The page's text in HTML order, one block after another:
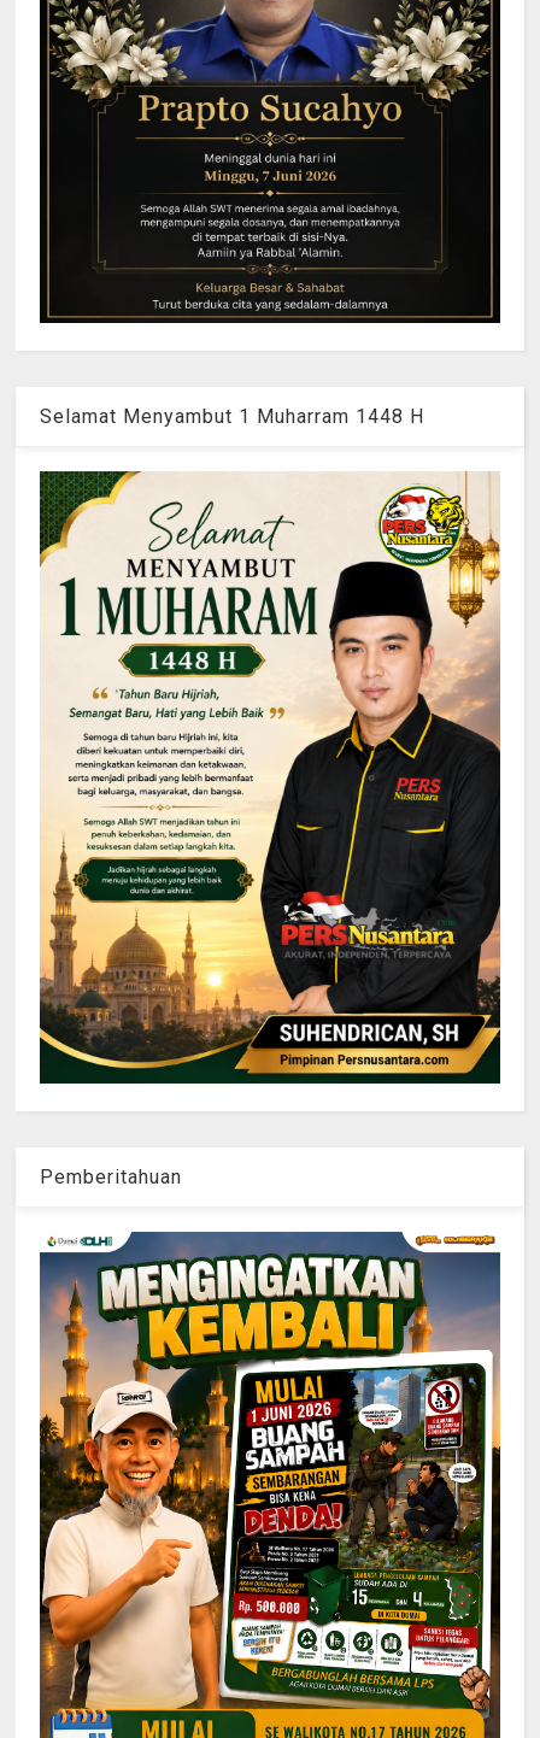
Selamat Menyambut 1 Muharram 1448 H
Pemberitahuan